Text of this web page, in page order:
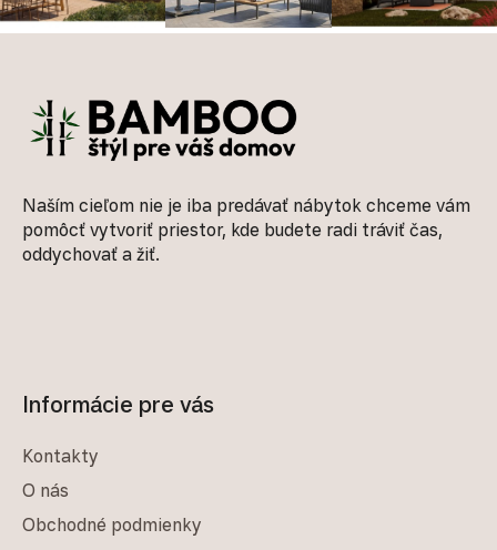
Naším cieľom nie je iba predávať nábytok chceme vám
pomôcť vytvoriť priestor, kde budete radi tráviť čas,
oddychovať a žiť.
Informácie pre vás
Kontakty
O nás
Obchodné podmienky